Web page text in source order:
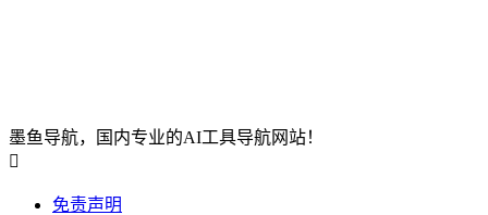
墨鱼导航，国内专业的AI工具导航网站！

免责声明